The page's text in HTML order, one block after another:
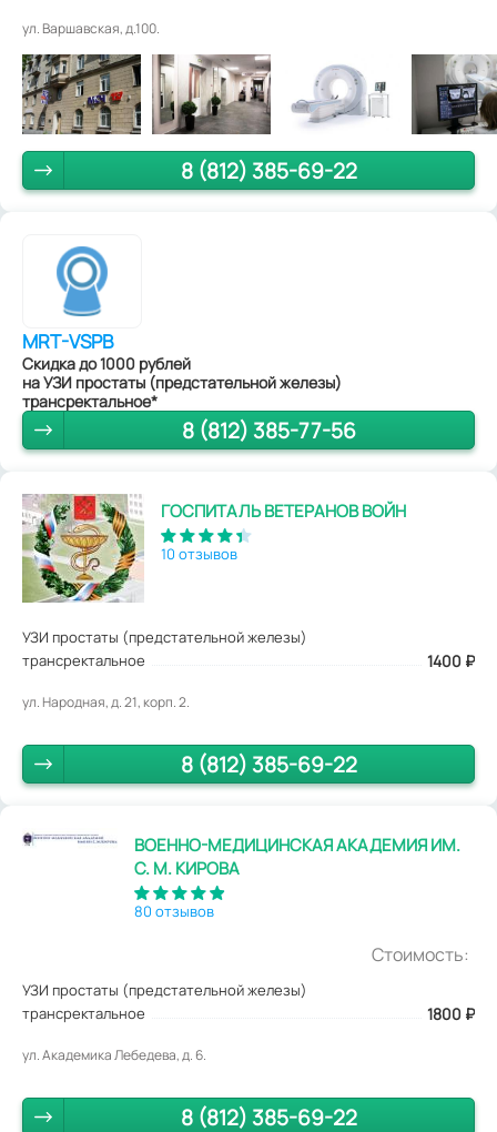
ул. Варшавская, д.100.
8 (812) 385-69-22
MRT-VSPB
Скидка до 1000 рублей
на УЗИ простаты (предстательной железы)
трансректальное*
8 (812) 385-77-56
ГОСПИТАЛЬ ВЕТЕРАНОВ ВОЙН
10 отзывов
УЗИ простаты (предстательной железы)
трансректальное
1400 ₽
ул. Народная, д. 21, корп. 2.
8 (812) 385-69-22
ВОЕННО-МЕДИЦИНСКАЯ АКАДЕМИЯ ИМ.
С. М. КИРОВА
80 отзывов
Стоимость:
УЗИ простаты (предстательной железы)
трансректальное
1800 ₽
ул. Академика Лебедева, д. 6.
8 (812) 385-69-22